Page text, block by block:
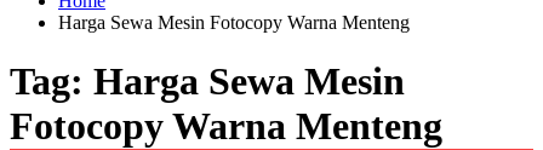
Harga Sewa Mesin Fotocopy Warna Menteng
Tag: Harga Sewa Mesin
Fotocopy Warna Menteng